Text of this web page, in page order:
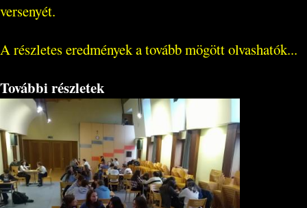
versenyét.
A részletes eredmények a tovább mögött olvashatók...
További részletek